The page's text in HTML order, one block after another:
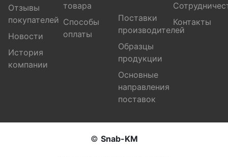
Отзывы
покупателей
Новости
История
компании
товара
Способы
оплаты
Поставки
производителей
Образцы
продукции
Основные
направления
поставок
Контакты
© Snab-KM